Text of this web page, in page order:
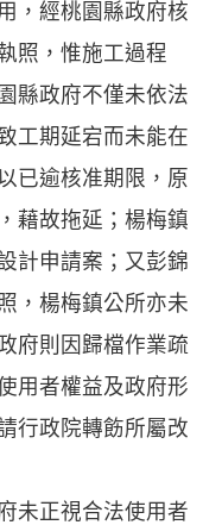
，經桃園縣政府核
照，惟施工過程
縣政府不僅未依法
工期延宕而未能在
已逾核准期限，原
藉故拖延；楊梅鎮
計申請案；又彭錦
，楊梅鎮公所亦未
府則因歸檔作業疏
用者權益及政府形
行政院轉飭所屬改
未正視合法使用者